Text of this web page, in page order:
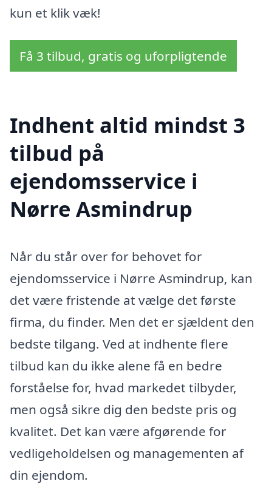
kun et klik væk!
Få 3 tilbud, gratis og uforpligtende
Indhent altid mindst 3
tilbud på
ejendomsservice i
Nørre Asmindrup
Når du står over for behovet for
ejendomsservice i Nørre Asmindrup, kan
det være fristende at vælge det første
firma, du finder. Men det er sjældent den
bedste tilgang. Ved at indhente flere
tilbud kan du ikke alene få en bedre
forståelse for, hvad markedet tilbyder,
men også sikre dig den bedste pris og
kvalitet. Det kan være afgørende for
vedligeholdelsen og managementen af
din ejendom.